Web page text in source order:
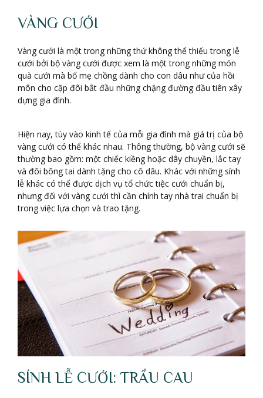
VÀNG CƯỚI
Vàng cưới là một trong những thứ không thể thiếu trong lễ
cưới bởi bộ vàng cưới được xem là một trong những món
quà cưới mà bố mẹ chồng dành cho con dâu như của hồi
môn cho cặp đôi bắt đầu những chặng đường đầu tiên xây
dựng gia đình.
Hiện nay, tùy vào kinh tế của mỗi gia đình mà giá trị của bộ
vàng cưới có thể khác nhau. Thông thường, bộ vàng cưới sẽ
thường bao gồm: một chiếc kiềng hoặc dây chuyền, lắc tay
và đôi bông tai dành tặng cho cô dâu. Khác với những sính
lễ khác có thể được dịch vụ tổ chức tiệc cưới chuẩn bị,
nhưng đối với vàng cưới thì cần chính tay nhà trai chuẩn bị
trong việc lựa chọn và trao tặng.
SÍNH LỄ CƯỚI: TRẦU CAU